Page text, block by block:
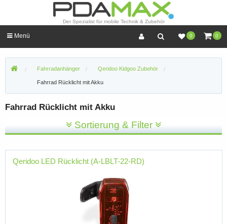
Der Spezialist für mobile Technik & Zubehör
0 0
Menü
Fahrradanhänger Qeridoo Kidgoo Zubehör
Fahrrad Rücklicht mit Akku
Fahrrad Rücklicht mit Akku
Sortierung & Filter
Qeridoo LED Rücklicht (A-LBLT-22-RD)